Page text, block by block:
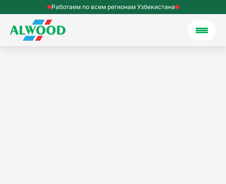
Работаем по всем регионам Узбекистана